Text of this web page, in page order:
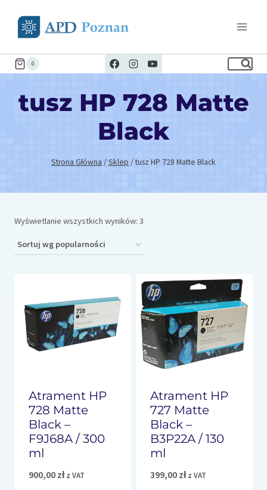
0
tusz HP 728 Matte
Black
Strona Główna /Sklep /tusz HP 728 Matte Black
Wyświetlanie wszystkich wyników: 3
popularności
Atrament HP
728 Matte
Black –
F9J68A / 300
ml
900,00 zł z VAT
Atrament HP
727 Matte
Black –
B3P22A / 130
ml
399,00 zł z VAT